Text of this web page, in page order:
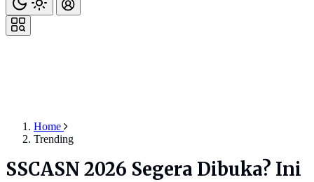
Home
Trending
SSCASN 2026 Segera Dibuka? Ini